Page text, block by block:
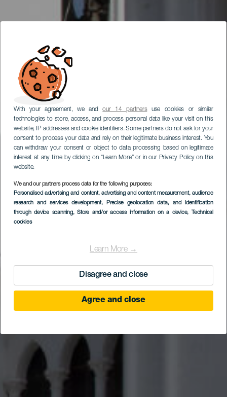
With your agreement, we andour 14 partnersuse cookies or similar
technologies to store, access, and process personal data like your visit on this
website, IP addresses and cookie identifiers. Some partners do not ask for your
consent to process your data and rely on their legitimate business interest. You
can withdraw your consent or object to data processing based on legitimate
interest at any time by clicking on “Learn More” or in our Privacy Policy on this
website.
We and our partners process data for the following purposes:
Personalised advertising and content, advertising and content measurement, audience
research and services development, Precise geolocation data, and identification
through device scanning, Store and/or access information on a device, Technical
cookies
Learn More →
Disagree and close
Agree and close
Historischer Stadtkern
von Los Silos